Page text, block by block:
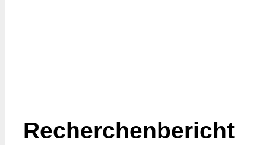
Recherchenbericht